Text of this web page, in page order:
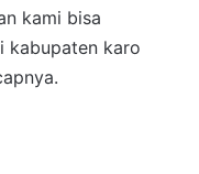
kami bisa
kabupaten karo